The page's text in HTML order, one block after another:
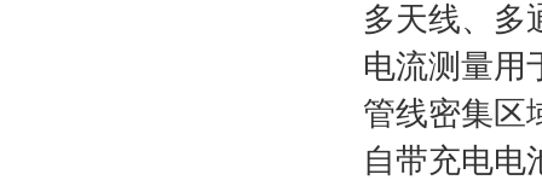
多天线、多
电流测量用
管线密集区
自带充电电